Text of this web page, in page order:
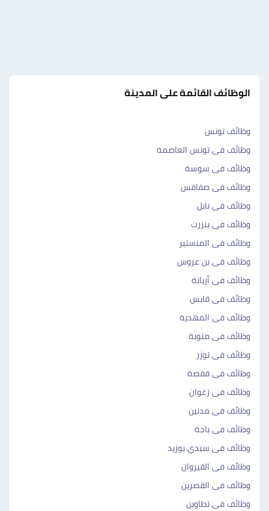
الوظائف القائمة على المدينة
وظائف تونس
وظائف فى تونس العاصمة
وظائف فى سوسة
وظائف فى صفاقس
وظائف فى نابل
وظائف فى بنزرت
وظائف فى المنستير
وظائف فى بن عروس
وظائف فى أريانة
وظائف فى قابس
وظائف فى المهدية
وظائف فى منوبة
وظائف فى توزر
وظائف فى قفصة
وظائف فى زغوان
وظائف فى مدنين
وظائف فى باجة
وظائف فى سيدي بوزيد
وظائف فى القيروان
وظائف فى القصرين
وظائف فى تطاوين